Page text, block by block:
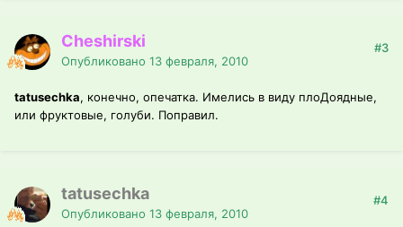
Cheshirski
Опубликовано 13 февраля, 2010
#3
tatusechka, конечно, опечатка. Имелись в виду плоДоядные,
или фруктовые, голуби. Поправил.
tatusechka
Опубликовано 13 февраля, 2010
#4